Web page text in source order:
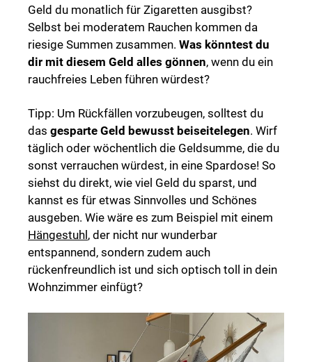
Geld du monatlich für Zigaretten ausgibst?
Selbst bei moderatem Rauchen kommen da
riesige Summen zusammen. Was könntest du
dir mit diesem Geld alles gönnen, wenn du ein
rauchfreies Leben führen würdest?
Tipp: Um Rückfällen vorzubeugen, solltest du
das gesparte Geld bewusst beiseitelegen. Wirf
täglich oder wöchentlich die Geldsumme, die du
sonst verrauchen würdest, in eine Spardose! So
siehst du direkt, wie viel Geld du sparst, und
kannst es für etwas Sinnvolles und Schönes
ausgeben. Wie wäre es zum Beispiel mit einem
Hängestuhl, der nicht nur wunderbar
entspannend, sondern zudem auch
rückenfreundlich ist und sich optisch toll in dein
Wohnzimmer einfügt?